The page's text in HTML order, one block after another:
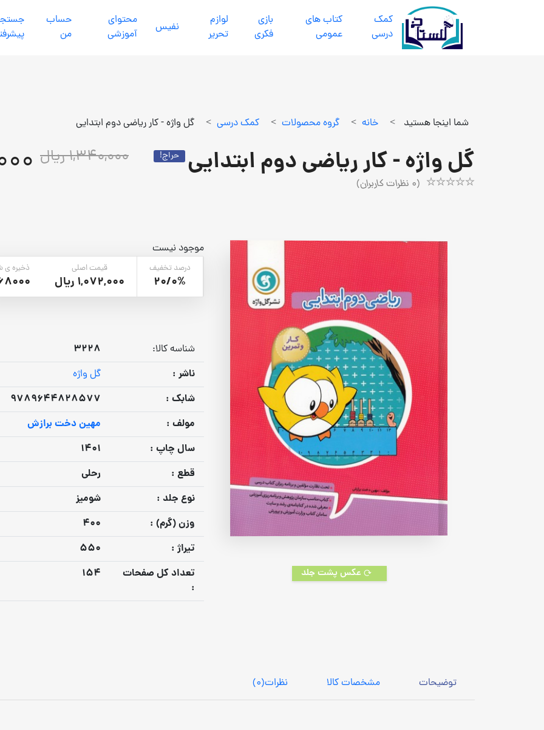
كمك
درسي
كتاب هاي
عمومي
بازي
فكري
لوازم
تحرير
نفيس
محتواي
آموزشي
حساب
من
شما اینجا هستید > خانه > گروه محصولات > كمك درسي > گل واژه - کار ریاضی دوم ابتدایی
گل واژه - کار ریاضی دوم ابتدایی حراج!
customer
(
0 نظرات کاربران)
1,340,000 ریال
عکس پشت جلد
موجود نیست
درصد تخفیف
20/0%
قیمت اصلی
1,072,000 ریال
ذخیره ی
شناسه کالا:
3228
ناشر :
گل واژه
شابک :
9789644828577
مولف :
مهین دخت برازش
سال چاپ :
1401
قطع :
رحلی
نوع جلد :
شومیز
وزن (گرم) :
400
تيراژ :
550
تعداد كل صفحات
:
154
توضیحات مشخصات کالا نظرات(0)